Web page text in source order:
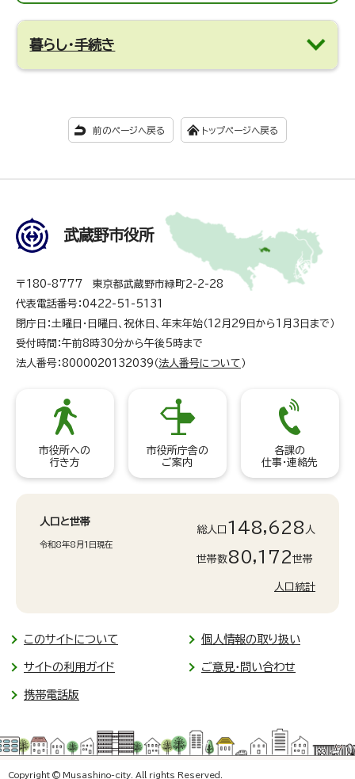
暮らし・手続き
前のページへ戻る トップページへ戻る
武蔵野市役所
〒180-8777 東京都武蔵野市緑町2-2-28
代表電話番号：0422-51-5131
閉庁日：土曜日・日曜日、祝休日、年末年始（12月29日から1月3日まで）
受付時間：午前8時30分から午後5時まで
法人番号：8000020132039（法人番号について ）
市役所への
行き方
市役所庁舎の
ご案内
各課の
仕事・連絡先
人口と世帯
令和8年8月1日現在
総人口 148,628 人
世帯数80,172世帯
人口統計
このサイトについて 個人情報の取り扱い
サイトの利用ガイド ご意見・問い合わせ
携帯電話版
Copyright © Musashino-city. All rights Reserved.